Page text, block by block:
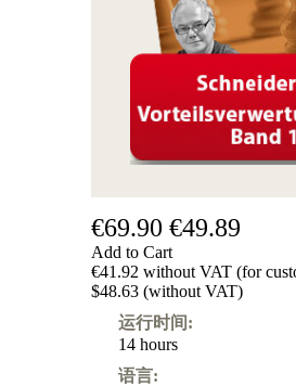
€69.90 €49.89
Add to Cart
€41.92 without VAT (for
$48.63 (without VAT)
运行时间:
14 hours
语言: